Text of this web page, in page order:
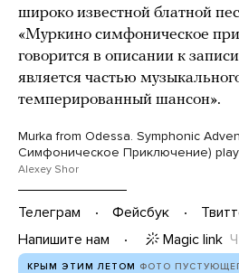
широко известной блатной
«Муркино симфоническое
говорится в описании к
является частью
темперированный шансон».
Murka from Odessa. Symphonic
Симфоническое Приключение)
Alexey Shor
Телеграм Фейсбук
Напишите нам
Magic link
КРЫМ ЭТИМ ЛЕТОМ ФОТО